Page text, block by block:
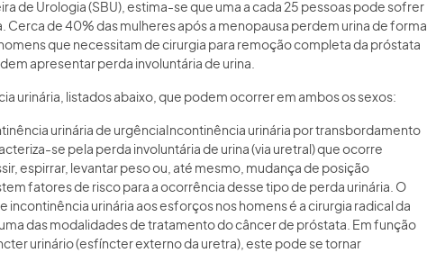
de Urologia (SBU), estima-se que uma a cada 25 pessoas pode sofrer
Cerca de 40% das mulheres após a menopausa perdem urina de forma
que necessitam de cirurgia para remoção completa da próstata
apresentar perda involuntária de urina.
urinária, listados abaixo, que podem ocorrer em ambos os sexos:
urinária de urgênciaIncontinência urinária por transbordamento
se pela perda involuntária de urina (via uretral) que ocorre
espirrar, levantar peso ou, até mesmo, mudança de posição
fatores de risco para a ocorrência desse tipo de perda urinária. O
urinária aos esforços nos homens é a cirurgia radical da
das modalidades de tratamento do câncer de próstata. Em função
urinário (esfíncter externo da uretra), este pode se tornar